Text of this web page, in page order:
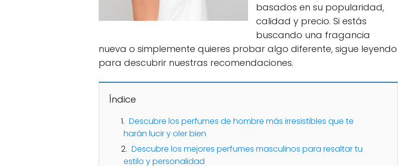
basados en su popularidad,
calidad y precio. Si estás
buscando una fragancia
nueva o simplemente quieres probar algo diferente, sigue leyendo
para descubrir nuestras recomendaciones.
Índice
Descubre los perfumes de hombre más irresistibles que te
harán lucir y oler bien
Descubre los mejores perfumes masculinos para resaltar tu
estilo y personalidad